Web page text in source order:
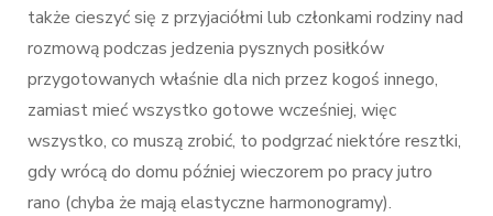
także cieszyć się z przyjaciółmi lub członkami rodziny nad
rozmową podczas jedzenia pysznych posiłków
przygotowanych właśnie dla nich przez kogoś innego,
zamiast mieć wszystko gotowe wcześniej, więc
wszystko, co muszą zrobić, to podgrzać niektóre resztki,
gdy wrócą do domu później wieczorem po pracy jutro
rano (chyba że mają elastyczne harmonogramy).